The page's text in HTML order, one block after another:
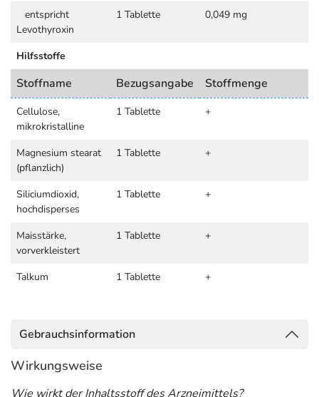
entspricht
Levothyroxin
1 Tablette 0,049 mg
Hilfsstoffe
Stoffname Bezugsangabe Stoffmenge
Cellulose,
mikrokristalline
1 Tablette +
Magnesium stearat
(pflanzlich)
1 Tablette +
Siliciumdioxid,
hochdisperses
1 Tablette +
Maisstärke,
vorverkleistert
1 Tablette +
Talkum 1 Tablette +
Gebrauchsinformation
Wirkungsweise
Wie wirkt der Inhaltsstoff des Arzneimittels?